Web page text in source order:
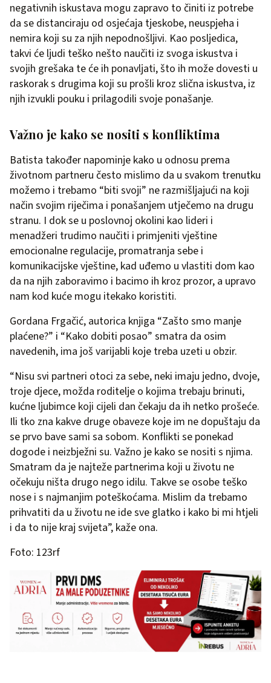
negativnih iskustava mogu zapravo to činiti iz potrebe
da se distanciraju od osjećaja tjeskobe, neuspjeha i
nemira koji su za njih nepodnošljivi. Kao posljedica,
takvi će ljudi teško nešto naučiti iz svoga iskustva i
svojih grešaka te će ih ponavljati, što ih može dovesti u
raskorak s drugima koji su prošli kroz slična iskustva, iz
njih izvukli pouku i prilagodili svoje ponašanje.
Važno je kako se nositi s konfliktima
Batista također napominje kako u odnosu prema
životnom partneru često mislimo da u svakom trenutku
možemo i trebamo “biti svoji” ne razmišljajući na koji
način svojim riječima i ponašanjem utječemo na drugu
stranu. I dok se u poslovnoj okolini kao lideri i
menadžeri trudimo naučiti i primjeniti vještine
emocionalne regulacije, promatranja sebe i
komunikacijske vještine, kad uđemo u vlastiti dom kao
da na njih zaboravimo i bacimo ih kroz prozor, a upravo
nam kod kuće mogu itekako koristiti.
Gordana Frgačić, autorica knjiga “Zašto smo manje
plaćene?” i “Kako dobiti posao” smatra da osim
navedenih, ima još varijabli koje treba uzeti u obzir.
“Nisu svi partneri otoci za sebe, neki imaju jedno, dvoje,
troje djece, možda roditelje o kojima trebaju brinuti,
kućne ljubimce koji cijeli dan čekaju da ih netko prošeće.
Ili tko zna kakve druge obaveze koje im ne dopuštaju da
se prvo bave sami sa sobom. Konflikti se ponekad
dogode i neizbježni su. Važno je kako se nositi s njima.
Smatram da je najteže partnerima koji u životu ne
očekuju ništa drugo nego idilu. Takve se osobe teško
nose i s najmanjim poteškoćama. Mislim da trebamo
prihvatiti da u životu ne ide sve glatko i kako bi mi htjeli
i da to nije kraj svijeta”, kaže ona.
Foto: 123rf